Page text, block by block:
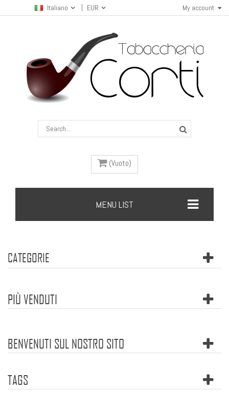
My account
Italiano EUR
(Vuoto)
MENU LIST
CATEGORIE
PIÙ VENDUTI
BENVENUTI SUL NOSTRO SITO
TAGS